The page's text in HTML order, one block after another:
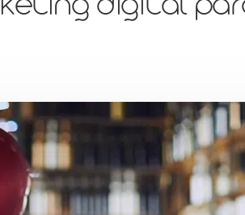
digital